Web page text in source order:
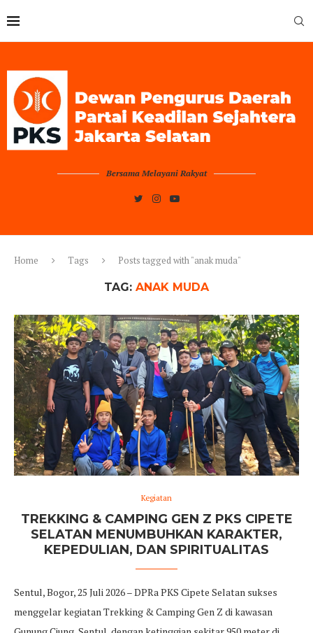
Bersama Melayani Rakyat
Home Tags Posts tagged with "anak muda"
TAG: ANAK MUDA
Kegiatan
TREKKING & CAMPING GEN Z PKS CIPETE
SELATAN MENUMBUHKAN KARAKTER,
KEPEDULIAN, DAN SPIRITUALITAS
Sentul, Bogor, 25 Juli 2026 – DPRa PKS Cipete Selatan sukses
menggelar kegiatan Trekking & Camping Gen Z di kawasan